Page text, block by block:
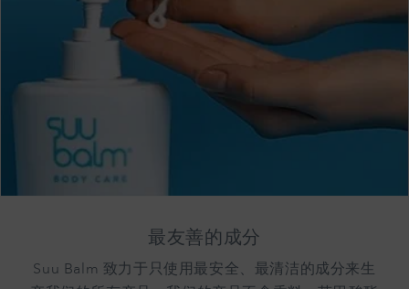
最友善的成分
Suu Balm 致力于只使用最安全、最清洁的成分来生